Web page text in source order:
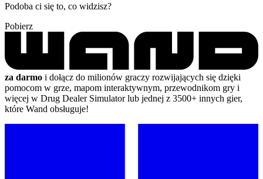
Podoba ci się to, co widzisz?
Pobierz
za darmo i dołącz do milionów graczy rozwijających się dzięki
pomocom w grze, mapom interaktywnym, przewodnikom gry i
więcej w Drug Dealer Simulator lub jednej z 3500+ innych gier,
które Wand obsługuje!